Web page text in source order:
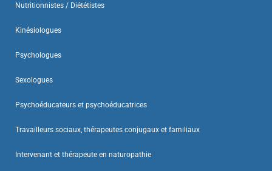
Nutritionnistes / Diététistes
Kinésiologues
Psychologues
Sexologues
Psychoéducateurs et psychoéducatrices
Travailleurs sociaux, thérapeutes conjugaux et familiaux
Intervenant et thérapeute en naturopathie